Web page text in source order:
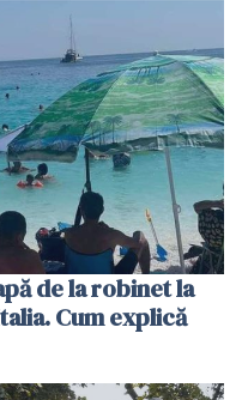
de la robinet la
Cum explică